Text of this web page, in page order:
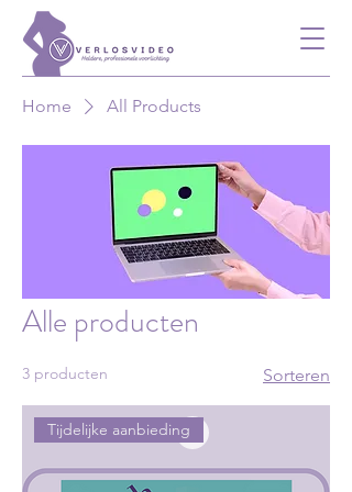
Home All Products
Alle producten
3 producten Sorteren
Tijdelijke aanbieding